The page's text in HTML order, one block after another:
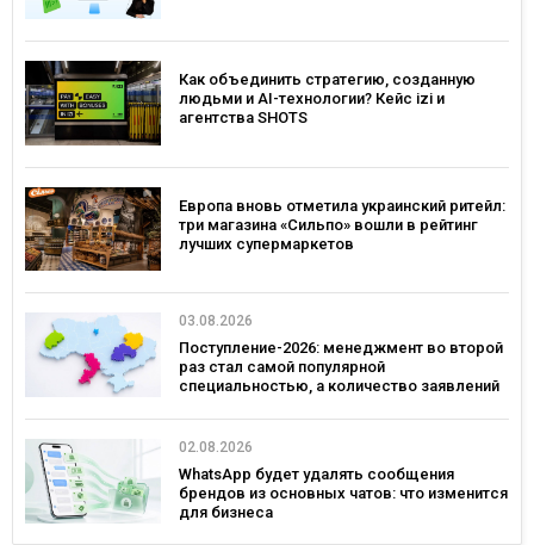
Как объединить стратегию, созданную
людьми и AI-технологии? Кейс izi и
агентства SHOTS
Европа вновь отметила украинский ритейл:
три магазина «Сильпо» вошли в рейтинг
лучших супермаркетов
03.08.2026
Поступление-2026: менеджмент во второй
раз стал самой популярной
специальностью, а количество заявлений
02.08.2026
WhatsApp будет удалять сообщения
брендов из основных чатов: что изменится
для бизнеса